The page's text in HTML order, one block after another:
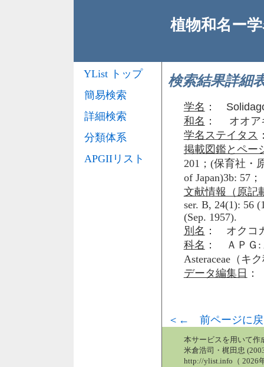
植物和名ー
検索結果詳細
学名 ：
和名 ： オオア
学名ステイタス
掲載図鑑とペー
201；(保育社・
of Japan)3b: 57；
文献情報（原記
ser. B, 24(1): 56
(Sep. 1957).
別名 ： オクコ
科名 ： ＡＰＧ:
Asteraceae（キ
データ編集日
＜← 前ページに戻
YList トップ
簡易検索
詳細検索
分類体系
APGIIリスト
本サービスを用いて作
米倉浩司・梶田忠
http://ylist.info（ 2026